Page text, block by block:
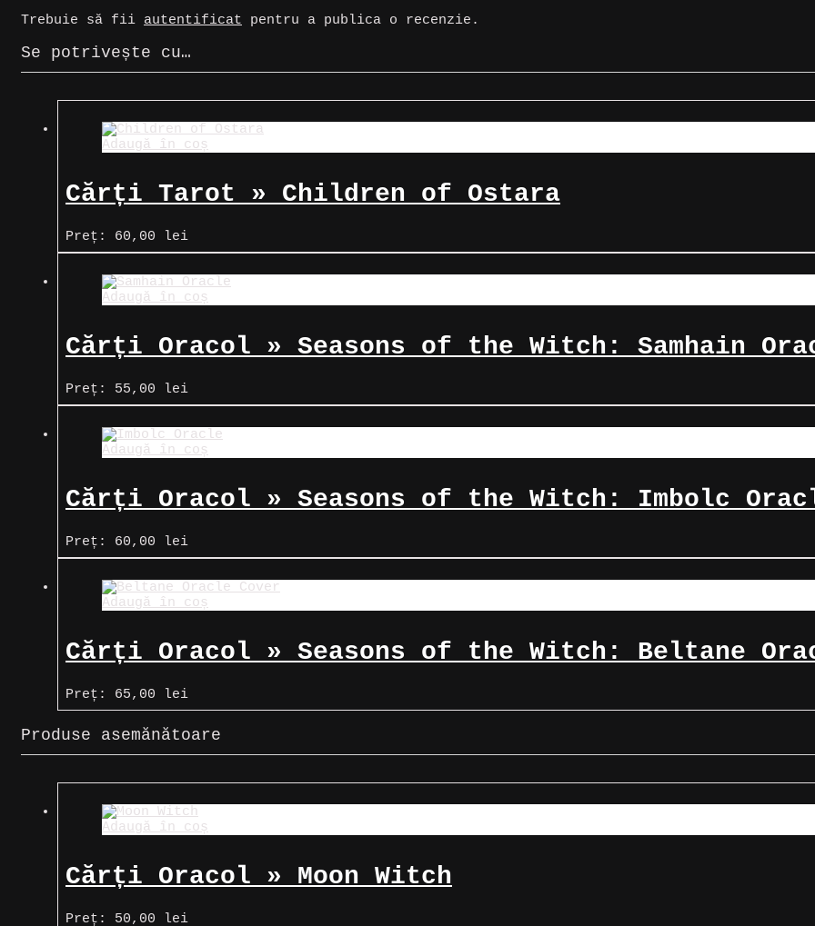
Trebuie să fii autentificat pentru a publica o recenzie.
Se potrivește cu…
Adaugă în coș
Cărți Tarot » Children of Ostara
Preț: 60,00 lei
Adaugă în coș
Cărți Oracol » Seasons of the Witch: Samhain
Preț: 55,00 lei
Adaugă în coș
Cărți Oracol » Seasons of the Witch: Imbolc
Preț: 60,00 lei
Adaugă în coș
Cărți Oracol » Seasons of the Witch: Beltane
Preț: 65,00 lei
Produse asemănătoare
Adaugă în coș
Cărți Oracol » Moon Witch
Preț: 50,00 lei